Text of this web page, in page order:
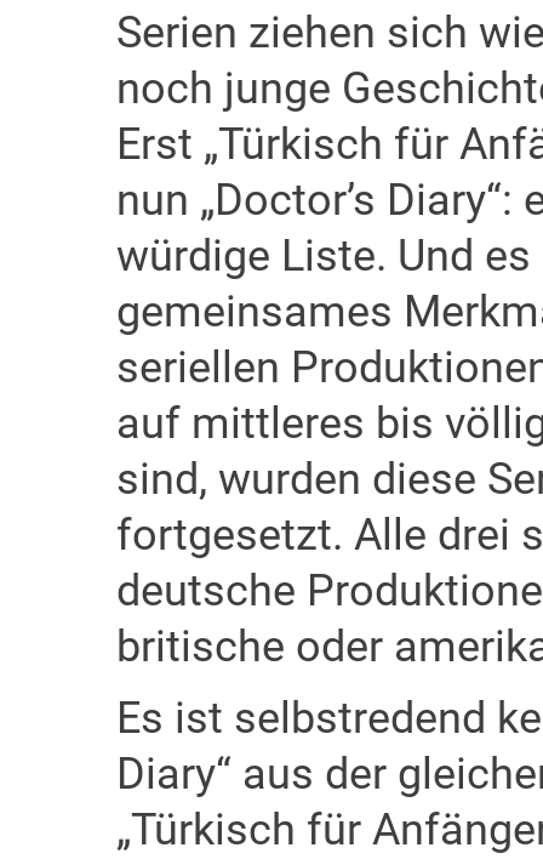
Serien ziehen sich
noch junge
Erst „Türkisch für
nun „Doctor’s
würdige Liste. Und
gemeinsames
seriellen
auf mittleres bis
sind, wurden diese
fortgesetzt. Alle drei
deutsche
britische oder
Es ist selbstredend
Diary“ aus der
„Türkisch für